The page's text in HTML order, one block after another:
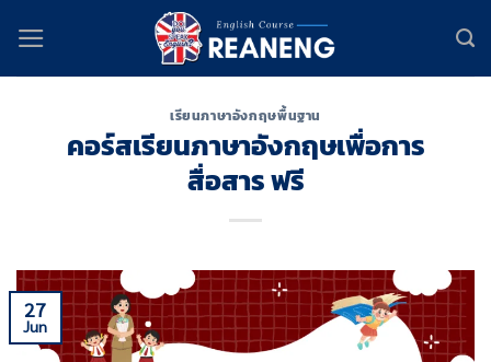
content
เรียนภาษาอังกฤษพื้นฐาน
คอร์สเรียนภาษาอังกฤษเพื่อการ
สื่อสาร ฟรี
27
Jun